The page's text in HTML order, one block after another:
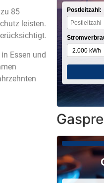
85
leisten.
Essen und
Postleitzahl: